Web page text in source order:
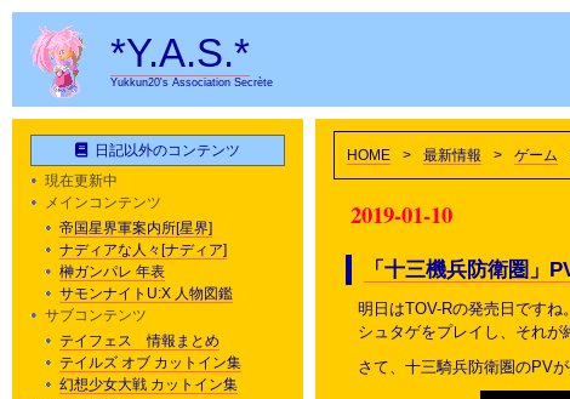
*Y.A.S.*
Yukkun20's Association Secrète
HOME > 最新情報 > ゲーム
2019-01-10
「十三機兵防衛圏」
明日はTOV-Rの発売日です
シュタゲをプレイし、それ
さて、十三騎兵防衛圏のPVが
日記以外のコンテンツ
現在更新中
メインコンテンツ
帝国星界軍案内所[星界]
ナディアな人々[ナディア]
榊ガンパレ 年表
サモンナイトU:X 人物図鑑
サブコンテンツ
テイフェス 情報まとめ
テイルズ オブ カットイン集
幻想少女大戦 カットイン集